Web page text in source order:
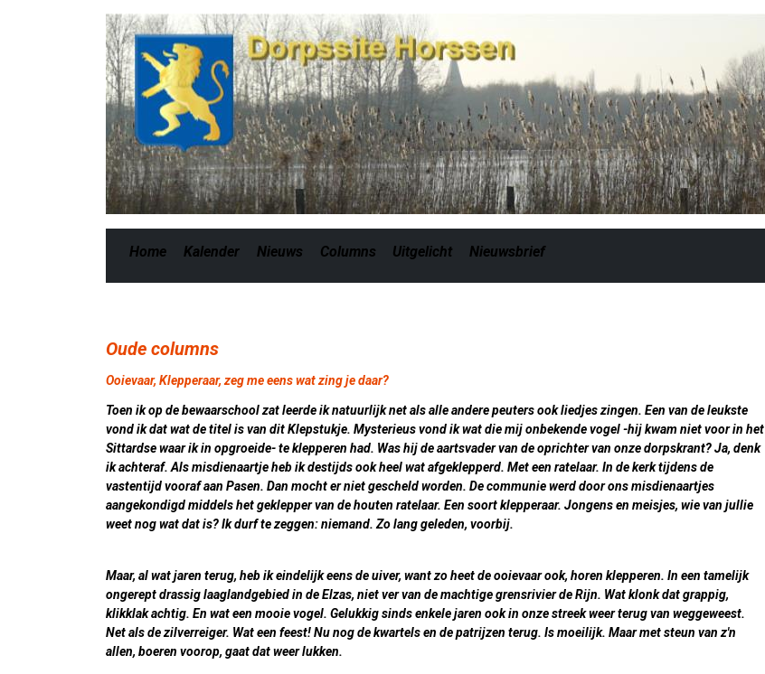
Home Kalender Nieuws Columns Uitgelicht Nieuwsbrief
Oude columns
Ooievaar, Klepperaar, zeg me eens wat zing je daar?
Toen ik op de bewaarschool zat leerde ik natuurlijk net als alle andere peuters ook liedjes zingen. Een van de leukste
vond ik dat wat de titel is van dit Klepstukje. Mysterieus vond ik wat die mij onbekende vogel -hij kwam niet voor in het
Sittardse waar ik in opgroeide- te klepperen had. Was hij de aartsvader van de oprichter van onze dorpskrant? Ja, denk
ik achteraf. Als misdienaartje heb ik destijds ook heel wat afgeklepperd. Met een ratelaar. In de kerk tijdens de
vastentijd vooraf aan Pasen. Dan mocht er niet gescheld worden. De communie werd door ons misdienaartjes
aangekondigd middels het geklepper van de houten ratelaar. Een soort klepperaar. Jongens en meisjes, wie van jullie
weet nog wat dat is? Ik durf te zeggen: niemand. Zo lang geleden, voorbij.
Maar, al wat jaren terug, heb ik eindelijk eens de uiver, want zo heet de ooievaar ook, horen klepperen. In een tamelijk
ongerept drassig laaglandgebied in de Elzas, niet ver van de machtige grensrivier de Rijn. Wat klonk dat grappig,
klikklak achtig. En wat een mooie vogel. Gelukkig sinds enkele jaren ook in onze streek weer terug van weggeweest.
Net als de zilverreiger. Wat een feest! Nu nog de kwartels en de patrijzen terug. Is moeilijk. Maar met steun van z'n
allen, boeren voorop, gaat dat weer lukken.